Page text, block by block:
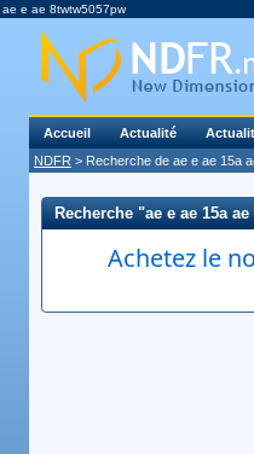
e ae 8twtw5057pw
Accueil Actualité
NDFR > Recherche de ae e ae 15a
Recherche "ae e ae 15a
Achetez le